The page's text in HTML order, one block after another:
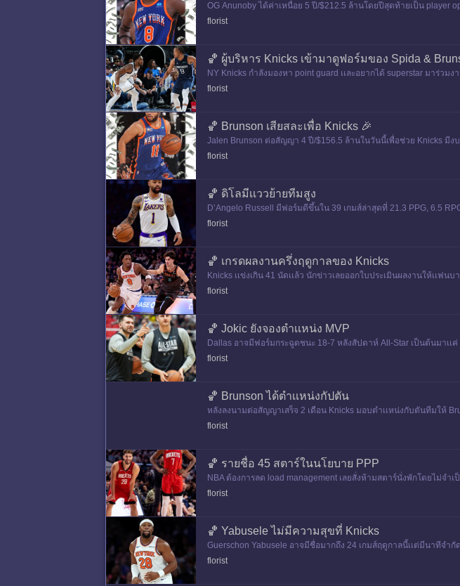
OG Anunoby ได้ค่าเหนื่อย 5 ปี/$212.5 ล้านโดยปีสุดท้ายเป็น player
florist
🏀 ผู้บริหาร Knicks เข้ามาดูฟอร์มของ Spida &
NY Knicks กําลังมองหา point guard เเละอยากได้ superstar มาร่
florist
🏀 Brunson เสียสละเพื่อ Knicks 🎉
Jalen Brunson ต่อสัญญา 4 ปี/$156.5 ล้านในวันนี้เพื่อช่วย Knicks มีง
florist
🏀 ดิโลมีเเววย้ายทีมสูง
D’Angelo Russell มีฟอร์มดีขึ้นใน 39 เกมส์ล่าสุดที่ 21.3 PPG, 6.5
าสัญญาใหม่ที่มีค่าเหนื่อยงามกว่าเดิม
florist
🏀 เกรดผลงานครึ่งฤดูกาลของ Knicks
Knicks เเข่งเกิน 41 นัดเเล้ว นักข่าวเลยออกใบประเมินผลงานให้เเ
florist
🏀 Jokic ยังจองตําเเหน่ง MVP
Dallas อาจมีฟอร์มกระฉูดชนะ 18-7 หลังสัปดาห์ All-Star เป็นต้นมาเ
florist
🏀 Brunson ได้ตําเเหน่งกัปตัน
หลังลงนามต่อสัญญาเสร็จ 2 เดือน Knicks มอบตําเเหน่งกับตันทีมให้
runson
florist
🏀 รายชื่อ 45 สตาร์ในนโยบาย PPP
NBA ต้องการลด load management เลยสั่งห้ามสตาร์นั่งพักโดยไม่จํา
cipation Poli
florist
🏀 Yabusele ไม่มีความสุขที่ Knicks
Guerschon Yabusele อาจมีชื่อมากถึง 24 เกมส์ฤดูกาลนี้เเต่มีนาทีจํากั
ๆ เลยนะว่ามันยากมากกับส
florist